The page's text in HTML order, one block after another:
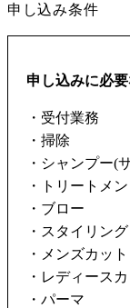
申し込み条件
申し込みに必
・受付業務
・掃除
・シャンプー(
・トリートメン
・ブロー
・スタイリング
・メンズカット
・レディースカ
・パーマ